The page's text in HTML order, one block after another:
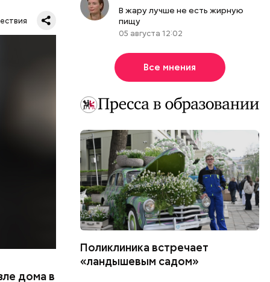
дома в
дворе
не
и
В жару лучше не есть жирную
пищу
05 августа 12:02
Все мнения
Поликлиника встречает
«ландышевым садом»